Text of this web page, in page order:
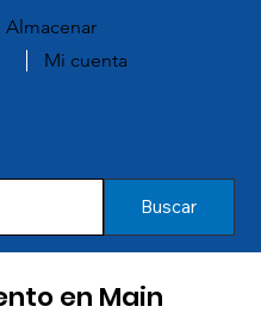
Almacenar
Mi cuenta
Buscar
en Main